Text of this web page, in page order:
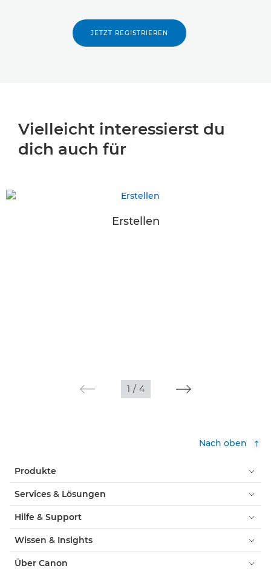
JETZT REGISTRIEREN
Vielleicht interessierst du
dich auch für
Erstellen
1 / 4
Nach oben
Produkte
Services & Lösungen
Hilfe & Support
Wissen & Insights
Über Canon